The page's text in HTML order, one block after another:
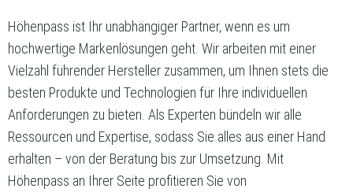
Höhenpass ist Ihr unabhängiger Partner, wenn es um
hochwertige Markenlösungen geht. Wir arbeiten mit einer
Vielzahl führender Hersteller zusammen, um Ihnen stets die
besten Produkte und Technologien für Ihre individuellen
Anforderungen zu bieten. Als Experten bündeln wir alle
Ressourcen und Expertise, sodass Sie alles aus einer Hand
erhalten – von der Beratung bis zur Umsetzung. Mit
Höhenpass an Ihrer Seite profitieren Sie von